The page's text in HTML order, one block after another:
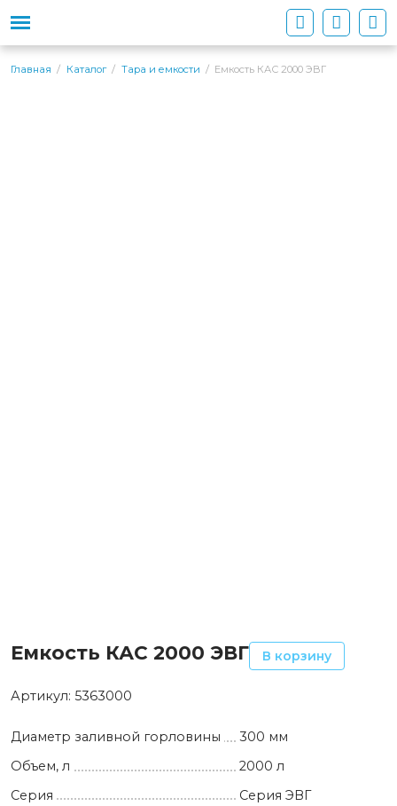
Главная Каталог Тара и емкости Емкость КАС 2000 ЭВГ
Емкость КАС 2000 ЭВГ В корзину
Артикул: 5363000
Диаметр заливной горловины
300 мм
Объем, л
2000 л
Серия
Серия ЭВГ